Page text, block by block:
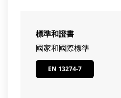
標準和證書
國家和國際標準
EN 13274-7